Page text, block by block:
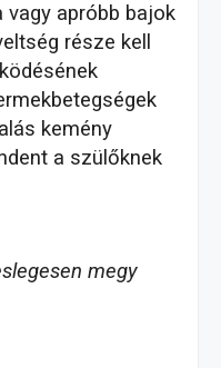
apróbb bajok
része kell
kemény
a szülőknek
megy